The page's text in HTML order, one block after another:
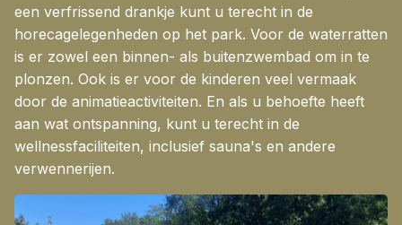
een verfrissend drankje kunt u terecht in de
horecagelegenheden op het park. Voor de waterratten
is er zowel een binnen- als buitenzwembad om in te
plonzen. Ook is er voor de kinderen veel vermaak
door de animatieactiviteiten. En als u behoefte heeft
aan wat ontspanning, kunt u terecht in de
wellnessfaciliteiten, inclusief sauna's en andere
verwennerijen.